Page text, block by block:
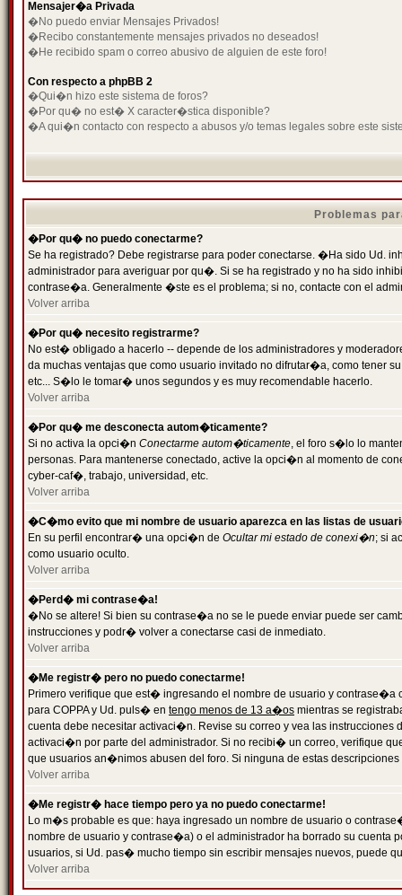
Mensajer�a Privada
�No puedo enviar Mensajes Privados!
�Recibo constantemente mensajes privados no deseados!
�He recibido spam o correo abusivo de alguien de este foro!
Con respecto a phpBB 2
�Qui�n hizo este sistema de foros?
�Por qu� no est� X caracter�stica disponible?
�A qui�n contacto con respecto a abusos y/o temas legales sobre este
Problemas
�Por qu� no puedo conectarme?
Se ha registrado? Debe registrarse para poder conectarse. �Ha sido Ud.
administrador para averiguar por qu�. Si se ha registrado y no ha sido
contrase�a. Generalmente �ste es el problema; si no, contacte con el
Volver arriba
�Por qu� necesito registrarme?
No est� obligado a hacerlo -- depende de los administradores y
da muchas ventajas que como usuario invitado no difrutar�a, como tener
etc... S�lo le tomar� unos segundos y es muy recomendable hacerlo.
Volver arriba
�Por qu� me desconecta autom�ticamente?
Si no activa la opci�n Conectarme autom�ticamente, el foro s�lo lo
personas. Para mantenerse conectado, active la opci�n al momento de
cyber-caf�, trabajo, universidad, etc.
Volver arriba
�C�mo evito que mi nombre de usuario aparezca en las listas de
En su perfil encontrar� una opci�n de Ocultar mi estado de conexi�n; si
como usuario oculto.
Volver arriba
�Perd� mi contrase�a!
�No se altere! Si bien su contrase�a no se le puede enviar puede ser
instrucciones y podr� volver a conectarse casi de inmediato.
Volver arriba
�Me registr� pero no puedo conectarme!
Primero verifique que est� ingresando el nombre de usuario y
para COPPA y Ud. puls� en tengo menos de 13 a�os mientras se
cuenta debe necesitar activaci�n. Revise su correo y vea las
activaci�n por parte del administrador. Si no recibi� un correo, verifique
que usuarios an�nimos abusen del foro. Si ninguna de estas
Volver arriba
�Me registr� hace tiempo pero ya no puedo conectarme!
Lo m�s probable es que: haya ingresado un nombre de usuario o
nombre de usuario y contrase�a) o el administrador ha borrado su
usuarios, si Ud. pas� mucho tiempo sin escribir mensajes nuevos, puede
Volver arriba